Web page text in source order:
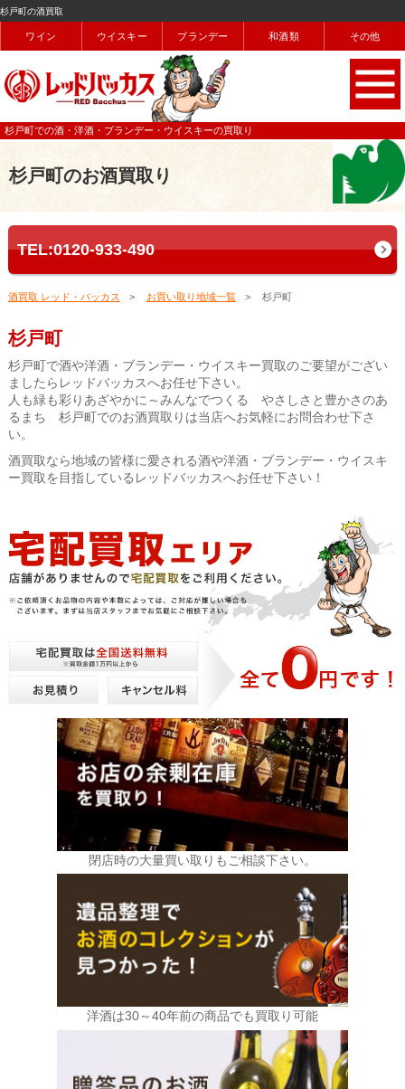
杉戸町の酒買取
ワイン ウイスキー ブランデー 和酒類 その他
杉戸町での酒・洋酒・ブランデー・ウイスキーの買取り
杉戸町のお酒買取り
TEL:0120-933-490
酒買取 レッド・バッカス お買い取り地域一覧 杉戸町
杉戸町
杉戸町で酒や洋酒・ブランデー・ウイスキー買取のご要望がござい
ましたらレッドバッカスへお任せ下さい。
人も緑も彩りあざやかに～みんなでつくる やさしさと豊かさのあ
るまち 杉戸町でのお酒買取りは当店へお気軽にお問合わせ下さ
い。
酒買取なら地域の皆様に愛される酒や洋酒・ブランデー・ウイスキ
ー買取を目指しているレッドバッカスへお任せ下さい！
閉店時の大量買い取りもご相談下さい。
洋酒は30～40年前の商品でも買取り可能